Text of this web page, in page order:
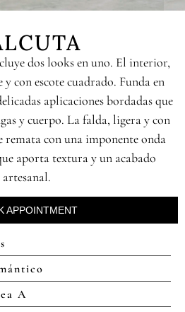
dos looks en uno. El interior,
y con escote cuadrado. Funda en
aplicaciones bordadas que
y cuerpo. La falda, ligera y con
con una imponente onda
aporta textura y un acabado
artesanal.
APPOINTMENT
A